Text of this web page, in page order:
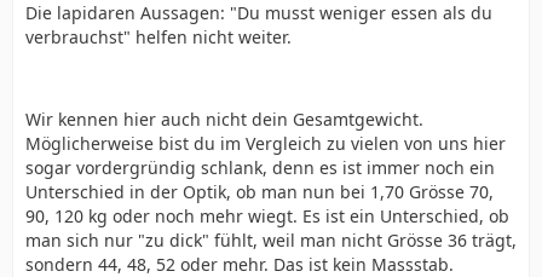
Die lapidaren Aussagen: "Du musst weniger essen als du
verbrauchst" helfen nicht weiter.
Wir kennen hier auch nicht dein Gesamtgewicht.
Möglicherweise bist du im Vergleich zu vielen von uns hier
sogar vordergründig schlank, denn es ist immer noch ein
Unterschied in der Optik, ob man nun bei 1,70 Grösse 70,
90, 120 kg oder noch mehr wiegt. Es ist ein Unterschied, ob
man sich nur "zu dick" fühlt, weil man nicht Grösse 36 trägt,
sondern 44, 48, 52 oder mehr. Das ist kein Massstab.